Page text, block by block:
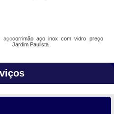
açocorrimão aço inox com vidro preço
Jardim Paulista